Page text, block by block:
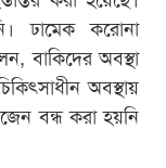
ঢামেক করোনা
বাকিদের অবস্থা
অবস্থায়
বন্ধ করা হয়নি